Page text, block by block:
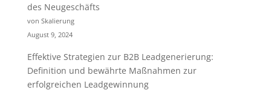
des Neugeschäfts
von Skalierung
August 9, 2024
Effektive Strategien zur B2B Leadgenerierung:
Definition und bewährte Maßnahmen zur
erfolgreichen Leadgewinnung